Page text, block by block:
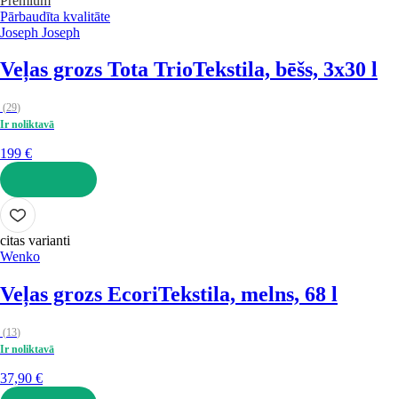
Pārbaudīta kvalitāte
Joseph Joseph
Veļas grozs Tota TrioTekstila, bēšs, 3x30 l
(29)
Ir noliktavā
199 €
LIKT GROZĀ
citas varianti
Wenko
Veļas grozs EcoriTekstila, melns, 68 l
(13)
Ir noliktavā
37,90 €